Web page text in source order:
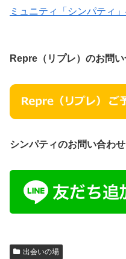
ミュニティ「シンパティ
Repre（リプレ）のお問
シンパティのお問い合わ
出会いの場